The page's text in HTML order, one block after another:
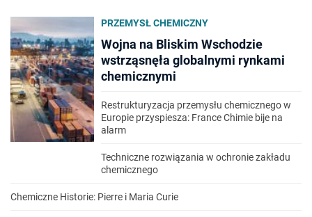
PRZEMYSŁ CHEMICZNY
Wojna na Bliskim Wschodzie
wstrząsnęła globalnymi rynkami
chemicznymi
Restrukturyzacja przemysłu chemicznego w
Europie przyspiesza: France Chimie bije na
alarm
Techniczne rozwiązania w ochronie zakładu
chemicznego
Chemiczne Historie: Pierre i Maria Curie